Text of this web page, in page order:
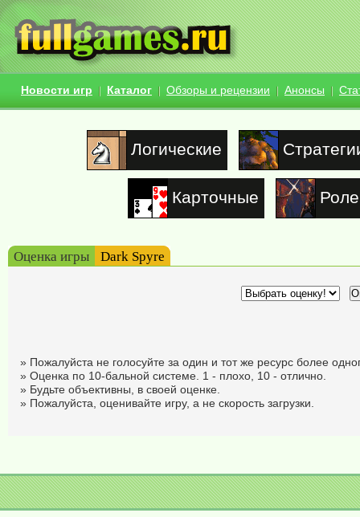
Новости игр Каталог Обзоры и рецензии Анонсы
Логические
Карточные
Оценка игры Dark Spyre
» Пожалуйста не голосуйте за один и тот же ресурс более
» Оценка по 10-бальной системе. 1 - плохо, 10 - отлично.
» Будьте объективны, в своей оценке.
» Пожалуйста, оценивайте игру, а не скорость загрузки.